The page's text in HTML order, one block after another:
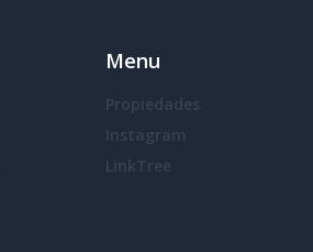
Menu
Propiedades
Instagram
LinkTree